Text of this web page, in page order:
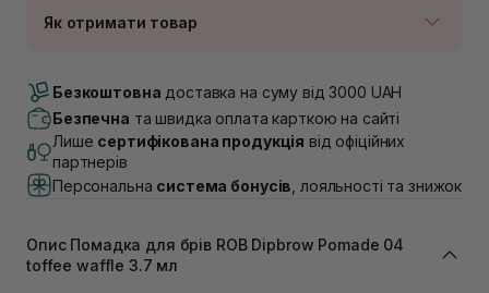
Як отримати товар
В наявності
Самовивіз м. Луцьк, вул. Винниченка 4
Немає в наявності!
Самовивіз м. Львів, вул. Академіка Підстригача, 1В
(Duck’s Lake)
В наявності
Немає в наявності!
Самовивіз м. Львів, вул. Степана Бандери 45
Безкоштовна доставка на суму від 3000 UAH
Безпечна та швидка оплата карткою на сайті
Лише сертифікована продукція від офіційних
партнерів
Персональна система бонусів , лояльності та знижок
Опис Помадка для брів ROB Dipbrow Pomade 04
toffee waffle 3.7 мл